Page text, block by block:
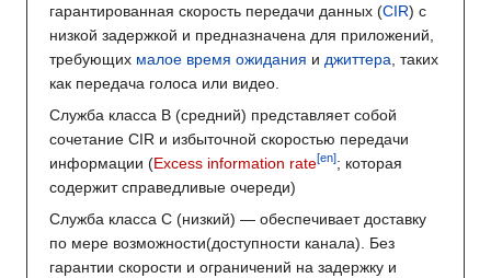
гарантированная скорость передачи данных (CIR) с
низкой задержкой и предназначена для приложений,
требующих малое время ожидания и джиттера , таких
как передача голоса или видео.
Служба класса B (средний) представляет собой
сочетание CIR и избыточной скоростью передачи
информации (Excess information rate[en]; которая
содержит справедливые очереди)
Служба класса С (низкий) — обеспечивает доставку
по мере возможности(доступности канала). Без
гарантии скорости и ограничений на задержку и